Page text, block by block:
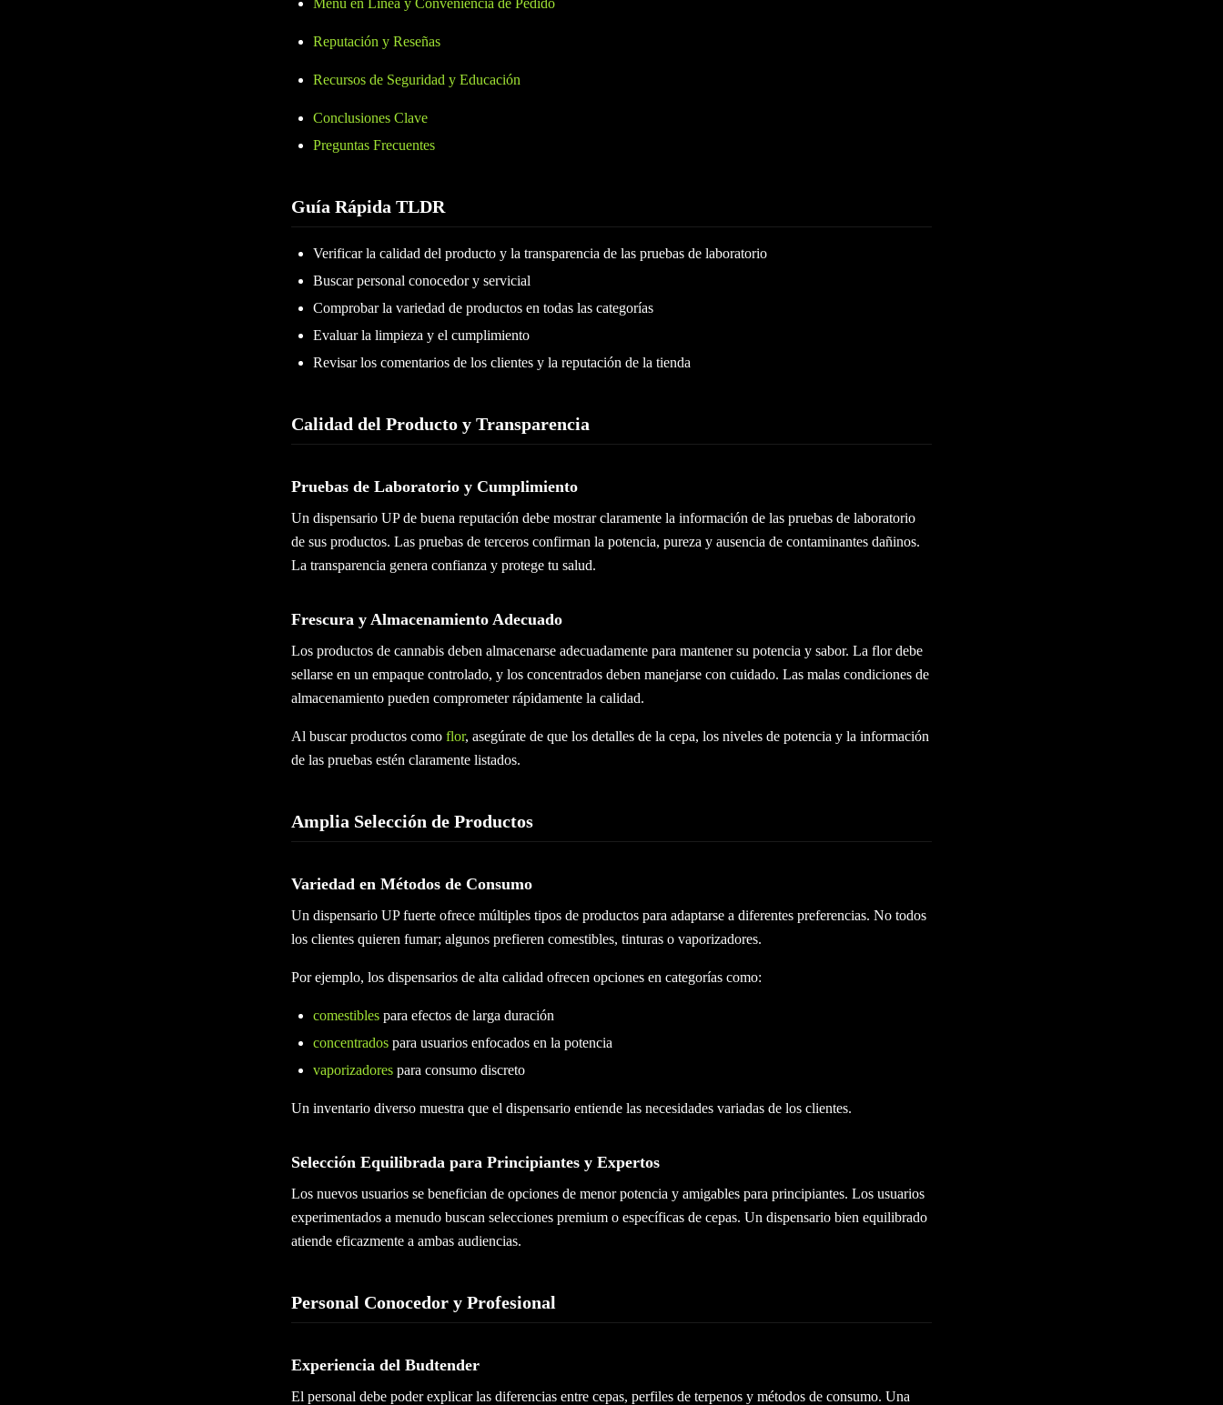
Menú en Línea y Conveniencia de Pedido
Reputación y Reseñas
Recursos de Seguridad y Educación
Conclusiones Clave
Preguntas Frecuentes
Guía Rápida TLDR
Verificar la calidad del producto y la transparencia de las pruebas de laboratorio
Buscar personal conocedor y servicial
Comprobar la variedad de productos en todas las categorías
Evaluar la limpieza y el cumplimiento
Revisar los comentarios de los clientes y la reputación de la tienda
Calidad del Producto y Transparencia
Pruebas de Laboratorio y Cumplimiento
Un dispensario UP de buena reputación debe mostrar claramente la información de las pruebas de laboratorio
de sus productos. Las pruebas de terceros confirman la potencia, pureza y ausencia de contaminantes dañinos.
La transparencia genera confianza y protege tu salud.
Frescura y Almacenamiento Adecuado
Los productos de cannabis deben almacenarse adecuadamente para mantener su potencia y sabor. La flor debe
sellarse en un empaque controlado, y los concentrados deben manejarse con cuidado. Las malas condiciones de
almacenamiento pueden comprometer rápidamente la calidad.
Al buscar productos como flor, asegúrate de que los detalles de la cepa, los niveles de potencia y la información
de las pruebas estén claramente listados.
Amplia Selección de Productos
Variedad en Métodos de Consumo
Un dispensario UP fuerte ofrece múltiples tipos de productos para adaptarse a diferentes preferencias. No todos
los clientes quieren fumar; algunos prefieren comestibles, tinturas o vaporizadores.
Por ejemplo, los dispensarios de alta calidad ofrecen opciones en categorías como:
comestibles para efectos de larga duración
concentrados para usuarios enfocados en la potencia
vaporizadores para consumo discreto
Un inventario diverso muestra que el dispensario entiende las necesidades variadas de los clientes.
Selección Equilibrada para Principiantes y Expertos
Los nuevos usuarios se benefician de opciones de menor potencia y amigables para principiantes. Los usuarios
experimentados a menudo buscan selecciones premium o específicas de cepas. Un dispensario bien equilibrado
atiende eficazmente a ambas audiencias.
Personal Conocedor y Profesional
Experiencia del Budtender
El personal debe poder explicar las diferencias entre cepas, perfiles de terpenos y métodos de consumo. Una